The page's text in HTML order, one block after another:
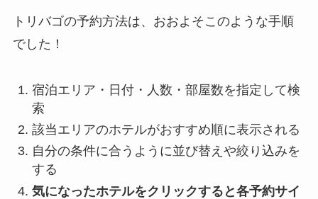
トリバゴの予約方法は、おおよそこのような手順
でした！
宿泊エリア・日付・人数・部屋数を指定して検
索
該当エリアのホテルがおすすめ順に表示される
自分の条件に合うように並び替えや絞り込みを
する
気になったホテルをクリックすると各予約サイ